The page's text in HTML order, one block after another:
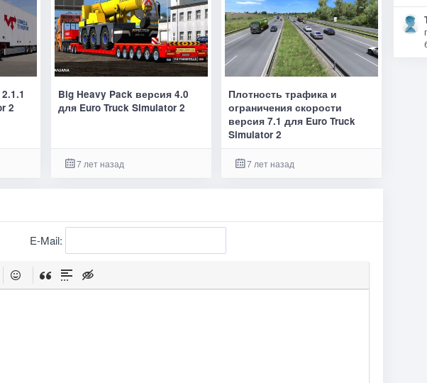
2
Big Heavy Pack версия 4.0
для Euro Truck Simulator 2
7 лет назад
Плотность трафика и
ограничения скорости
версия 7.1 для Euro Truck
Simulator 2
7 лет назад
E-Mail: